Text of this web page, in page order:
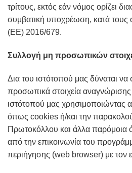
τρίτους, εκτός εάν νόμος ορίζει
συμβατική υποχρέωση, κατά τους
(ΕΕ) 2016/679.
Συλλογή μη προσωπικών
Δια του ιστότοπού μας δύναται να
προσωπικά στοιχεία
ιστότοπού μας χρησιμοποιώντας
όπως cookies ή/και την
Πρωτοκόλλου και άλλα
από την επικοινωνία του
περιήγησης (web browser) με τον